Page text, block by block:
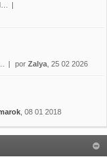
por Zalya , 25 02 2026
, 08 01 2018